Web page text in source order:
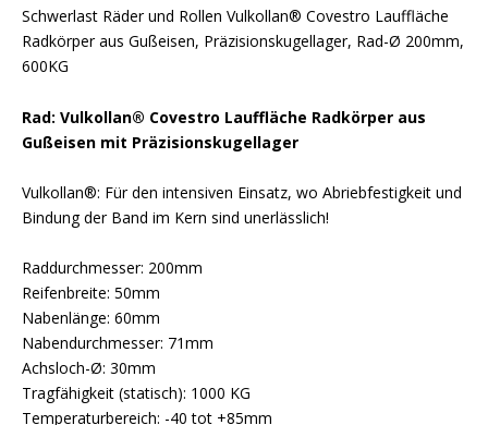
Schwerlast Räder und Rollen Vulkollan® Covestro Lauffläche
Radkörper aus Gußeisen, Präzisionskugellager, Rad-Ø 200mm,
600KG
Rad: Vulkollan® Covestro Lauffläche Radkörper aus
Gußeisen mit Präzisionskugellager
Vulkollan®: Für den intensiven Einsatz, wo Abriebfestigkeit und
Bindung der Band im Kern sind unerlässlich!
Raddurchmesser: 200mm
Reifenbreite: 50mm
Nabenlänge: 60mm
Nabendurchmesser: 71mm
Achsloch-Ø: 30mm
Tragfähigkeit (statisch): 1000 KG
Temperaturbereich: -40 tot +85mm